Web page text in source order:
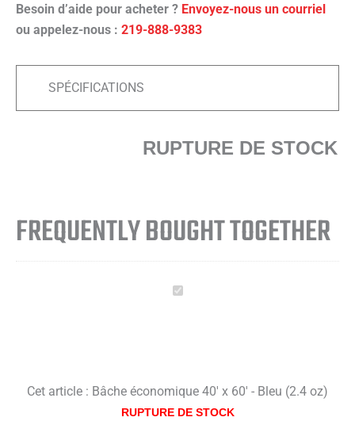
Besoin d’aide pour acheter ? Envoyez-nous un courriel
ou appelez-nous : 219-888-9383
SPÉCIFICATIONS
RUPTURE DE STOCK
FREQUENTLY BOUGHT TOGETHER
Bâche
-
Bleu
Cet article : Bâche économique 40' x 60' - Bleu (2.4 oz)
RUPTURE DE STOCK